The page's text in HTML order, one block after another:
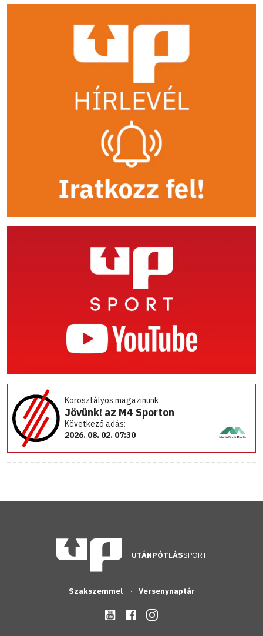
Korosztályos magazinunk
Jövünk! az M4 Sporton
Következő adás:
2026. 08. 02. 07:30
UTÁNPÓTLÁSSPORT
Szakszemmel Versenynaptár